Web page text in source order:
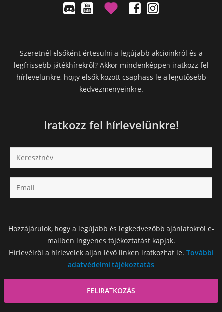
Szeretnél elsőként értesülni a legújabb akcióinkról és a
legfrissebb játékhírekről? Akkor mindenképpen iratkozz fel
hírlevelünkre, hogy elsők között csaphass le a legütősebb
kedvezményeinkre.
Iratkozz fel hírlevelünkre!
Hozzájárulok, hogy a legújabb és legkedvezőbb ajánlatokról e-
mailben ingyenes tájékoztatást kapjak.
Hírlevélről a hírlevelek alján lévő linken iratkozhat le. További
adatvédelmi tájékoztatás